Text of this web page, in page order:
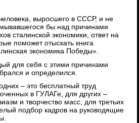
выросшего в СССР, и не
бы над причинами
сталинской экономики, ответ на
поможет отыскать книга
экономика Победы».
для себя с этими причинами
и определился.
– это бесплатный труд
в ГУЛАГе, для других –
и творчество масс, для третьих
подбор кадров на руководящие